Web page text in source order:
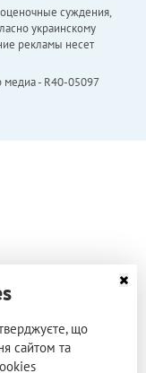
оценочные суждения,
украинскому
рекламы несет
медиа - R40-05097
що
сайтом та